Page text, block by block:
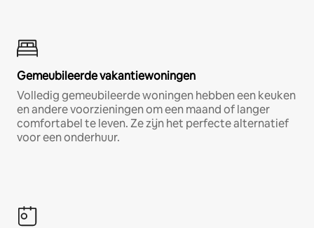
Gemeubileerde vakantiewoningen
Volledig gemeubileerde woningen hebben een keuken
en andere voorzieningen om een maand of langer
comfortabel te leven. Ze zijn het perfecte alternatief
voor een onderhuur.